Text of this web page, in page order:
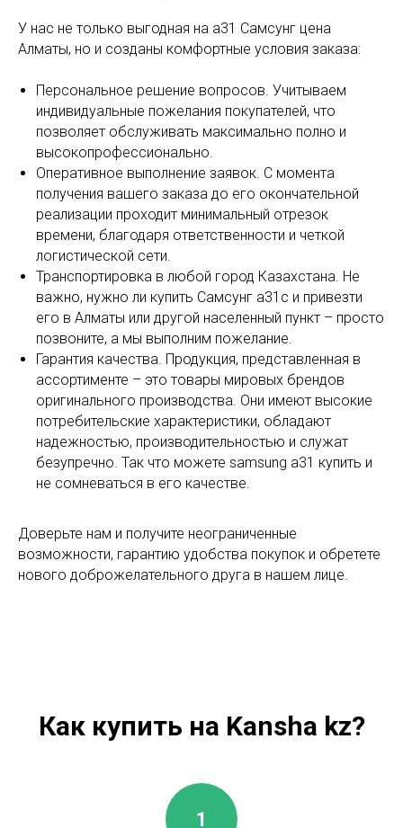
У нас не только выгодная на а31 Самсунг цена
Алматы, но и созданы комфортные условия заказа:
Персональное решение вопросов. Учитываем
индивидуальные пожелания покупателей, что
позволяет обслуживать максимально полно и
высокопрофессионально.
Оперативное выполнение заявок. С момента
получения вашего заказа до его окончательной
реализации проходит минимальный отрезок
времени, благодаря ответственности и четкой
логистической сети.
Транспортировка в любой город Казахстана. Не
важно, нужно ли купить Самсунг а31с и привезти
его в Алматы или другой населенный пункт – просто
позвоните, а мы выполним пожелание.
Гарантия качества. Продукция, представленная в
ассортименте – это товары мировых брендов
оригинального производства. Они имеют высокие
потребительские характеристики, обладают
надежностью, производительностью и служат
безупречно. Так что можете samsung a31 купить и
не сомневаться в его качестве.
Доверьте нам и получите неограниченные
возможности, гарантию удобства покупок и обретете
нового доброжелательного друга в нашем лице.
Как купить на Kansha kz?